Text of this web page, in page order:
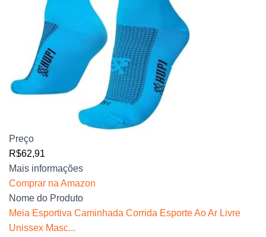
Preço
R$62,91
Mais informações
Comprar na Amazon
Nome do Produto
Meia Esportiva Caminhada Corrida Esporte Ao Ar Livre
Unissex Masc...